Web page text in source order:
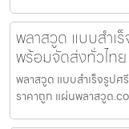
พลาสวูด แบบสำเ
พร้อมจัดส่งทั่วไท
พลาสวูด แบบสำเร็จรูป
ราคาถูก แผ่นพลาสวูด